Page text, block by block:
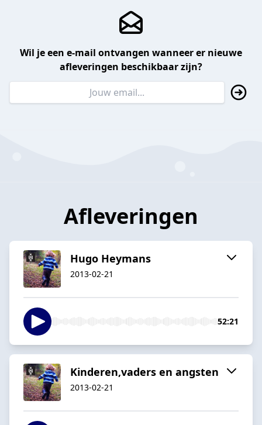
Wil je een e-mail ontvangen wanneer er nieuwe
afleveringen beschikbaar zijn?
Afleveringen
Hugo Heymans
2013-02-21
52:21
Kinderen,vaders en angsten
2013-02-21